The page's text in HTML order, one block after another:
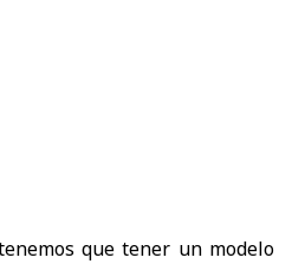
que tener un modelo